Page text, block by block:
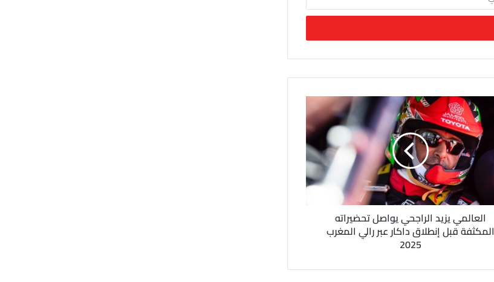
العالمي يزيد الراجحي يواصل تحضيراته
المكثفة قبل إنطلاق داكار عبر رالي المغرب
2025